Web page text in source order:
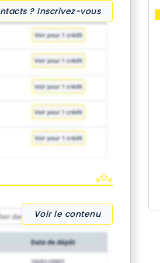
? Inscrivez-vous
Voir le contenu